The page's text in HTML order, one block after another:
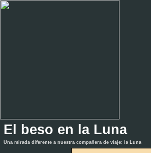
El beso en la Luna
Una mirada diferente a nuestra compañera de viaje: la Luna